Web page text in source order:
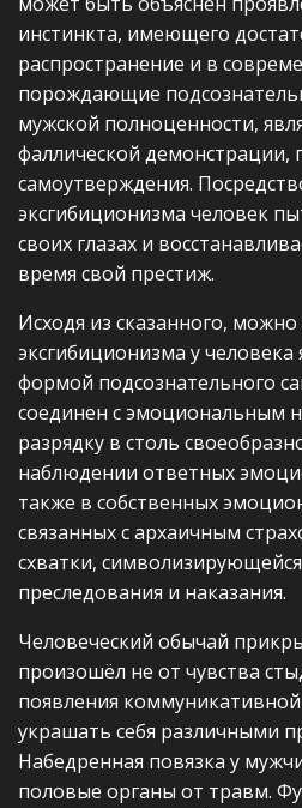
инстинкта, имеющего
распространение и в
порождающие
мужской полноценности,
фаллической
самоутверждения.
эксгибиционизма человек
своих глазах и
время свой престиж.
Исходя из сказанного, можно
эксгибиционизма у человека
формой подсознательного
соединен с эмоциональным
разрядку в столь
наблюдении ответных
также в собственных
связанных с архаичным
схватки,
преследования и наказания.
Человеческий обычай
произошёл не от чувства
появления
украшать себя различными
Набедренная повязка у
половые органы от травм.